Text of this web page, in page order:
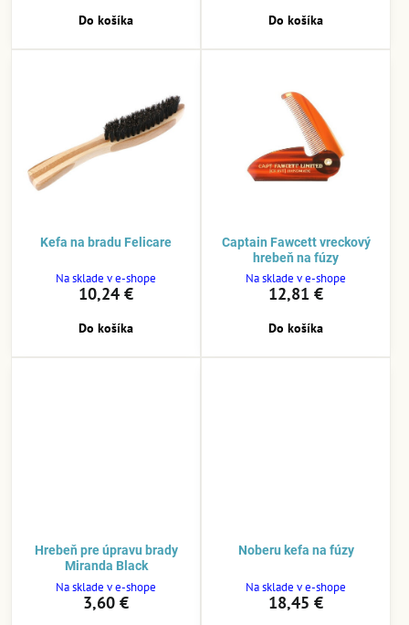
Do košíka Do košíka
Kefa na bradu Felicare
Na sklade v e-shope
10,24 €
Do košíka
Captain Fawcett vreckový
hrebeň na fúzy
Na sklade v e-shope
12,81 €
Do košíka
Hrebeň pre úpravu brady
Miranda Black
Na sklade v e-shope
3,60 €
Noberu kefa na fúzy
Na sklade v e-shope
18,45 €